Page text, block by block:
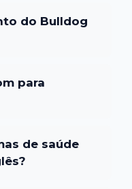
do Bulldog
para
de saúde